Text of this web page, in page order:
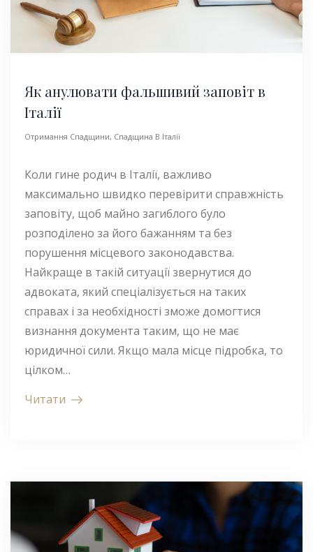
Як анулювати фальшивий заповіт в
Італії
Отримання Спадщини, Спадщина В Італії
Коли гине родич в Італії, важливо
максимально швидко перевірити справжність
заповіту, щоб майно загиблого було
розподілено за його бажанням та без
порушення місцевого законодавства.
Найкраще в такій ситуації звернутися до
адвоката, який спеціалізується на таких
справах і за необхідності зможе домогтися
визнання документа таким, що не має
юридичної сили. Якщо мала місце підробка, то
цілком…
Читати